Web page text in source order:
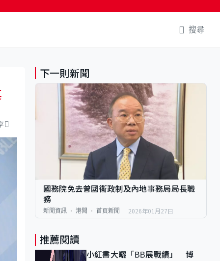
搜尋
下一則新聞
國務院免去曾國衞政制及內地事務局局長職
務
新聞資訊 港聞 首頁新聞 2026年01月27日
推薦閱讀
小紅書大曬「BB展戰績」 博